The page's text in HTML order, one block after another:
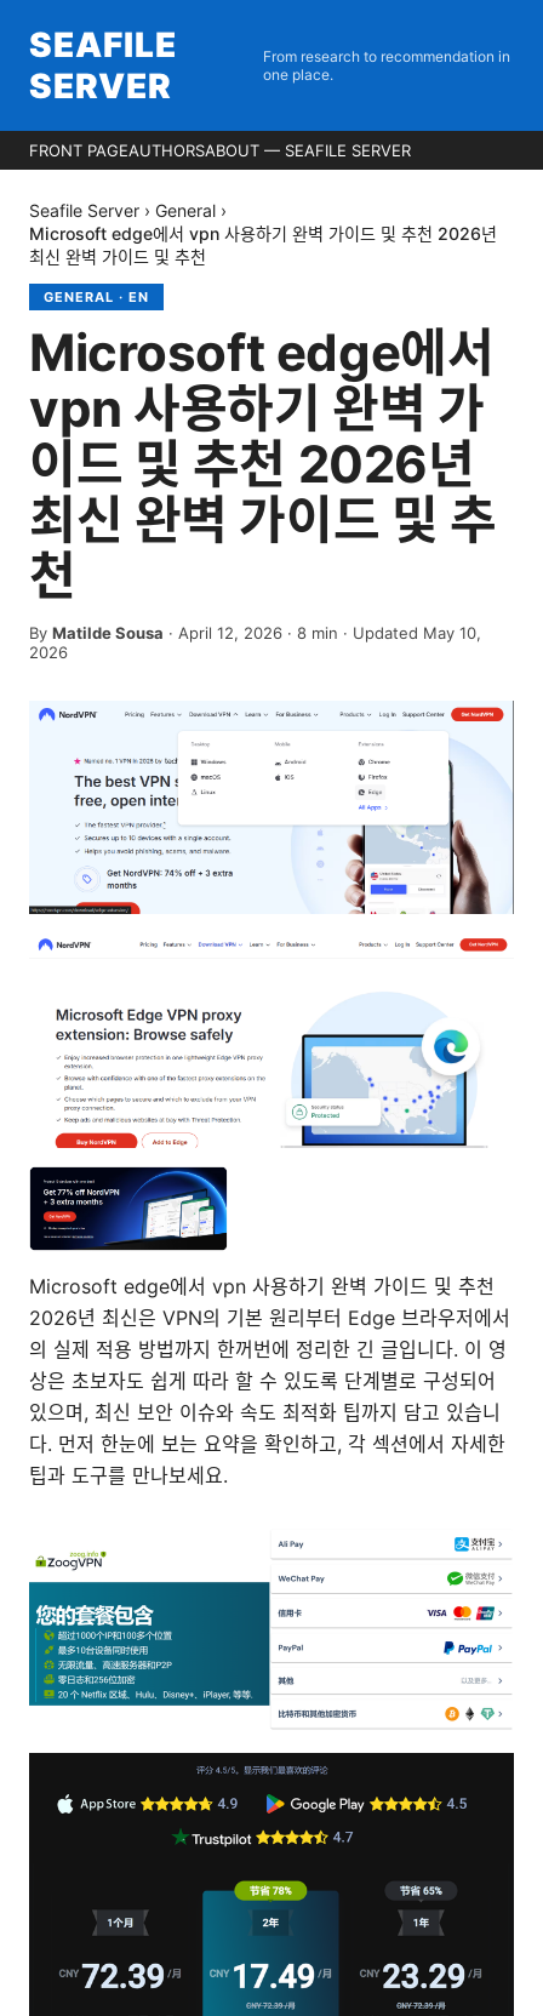
SEAFILE
SERVER
From research to recommendation in
one place.
FRONT PAGEAUTHORSABOUT — SEAFILE SERVER
Seafile Server › General ›
Microsoft edge에서 vpn 사용하기 완벽 가이드 및 추천 2026년
최신 완벽 가이드 및 추천
GENERAL · EN
Microsoft edge에서
vpn 사용하기 완벽 가
이드 및 추천 2026년
최신 완벽 가이드 및 추
천
By Matilde Sousa · April 12, 2026 · 8 min · Updated May 10,
2026
Microsoft edge에서 vpn 사용하기 완벽 가이드 및 추천
2026년 최신은 VPN의 기본 원리부터 Edge 브라우저에서
의 실제 적용 방법까지 한꺼번에 정리한 긴 글입니다. 이 영
상은 초보자도 쉽게 따라 할 수 있도록 단계별로 구성되어
있으며, 최신 보안 이슈와 속도 최적화 팁까지 담고 있습니
다. 먼저 한눈에 보는 요약을 확인하고, 각 섹션에서 자세한
팁과 도구를 만나보세요.